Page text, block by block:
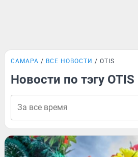
САМАРА ВСЕ НОВОСТИ OTIS
Новости по тэгу OTIS